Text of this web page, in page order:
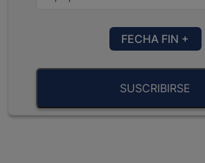
FECHA FIN +
SUSCRIBIRSE